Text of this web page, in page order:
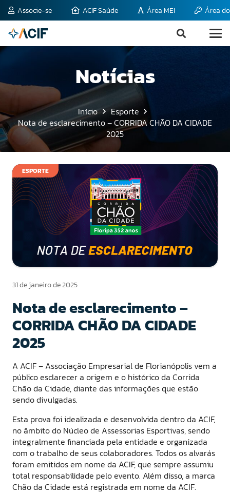
Associe-se ACIF Saúde Área MEI Área
Notícias
Início
Esporte
Nota de esclarecimento – CORRIDA CHÃO DA CIDADE
2025
ESPORTE
31 de janeiro de 2025
Nota de esclarecimento –
CORRIDA CHÃO DA CIDADE
2025
A ACIF – Associação Empresarial de Florianópolis vem a
público esclarecer a origem e o histórico da Corrida
Chão da Cidade, diante das informações que estão
sendo divulgadas.
Esta prova foi idealizada e desenvolvida dentro da ACIF,
no âmbito do Núcleo de Assessorias Esportivas, sendo
integralmente financiada pela entidade e organizada
com o trabalho de seus colaboradores. Todos os alvarás
foram emitidos em nome da ACIF, que sempre assumiu
total responsabilidade pelo evento. Além disso, a marca
Chão da Cidade está registrada em nome da ACIF.